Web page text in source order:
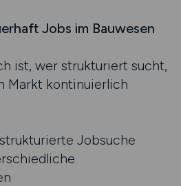
Jobs im Bauwesen
ist, wer strukturiert sucht,
Markt kontinuierlich
Jobsuche